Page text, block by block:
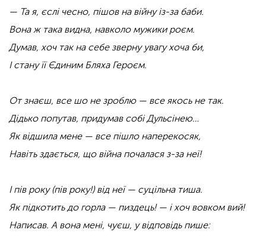
— Та я, єслі чесно, пішов на війну із-за баби.
Вона ж така видна, навколо мужики роєм.
Думав, хоч так на себе зверну увагу хоча би,
І стану її Єдиним Бляха Героєм.
От знаєш, все шо не зроблю — все якось не так.
Дідько попутав, придумав собі Дульсінею…
Як відшила мене — все пішло наперекосяк,
Навіть здається, що війна почалася з-за неї!
І пів року (пів року!) від неї — суцільна тиша.
Як підкотить до горла — пиздець! — і хоч вовком вий!
Написав. А вона мені, чуєш, у відповідь пише: